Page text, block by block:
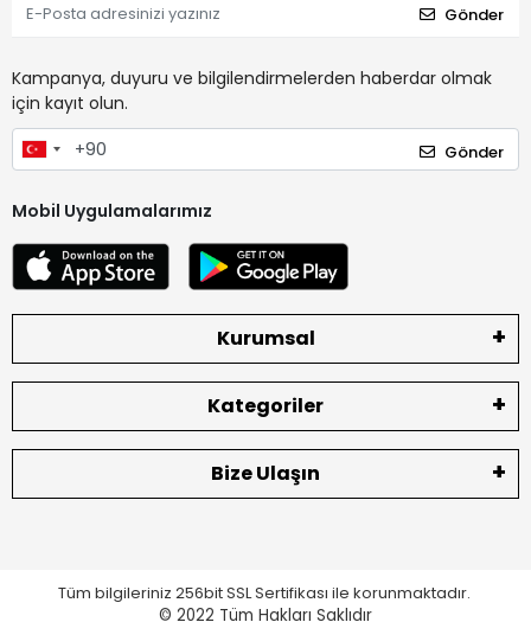
Gönder
Kampanya, duyuru ve bilgilendirmelerden haberdar olmak
için kayıt olun.
Gönder
Mobil Uygulamalarımız
Kurumsal
Kategoriler
Bize Ulaşın
Tüm bilgileriniz 256bit SSL Sertifikası ile korunmaktadır.
© 2022 Tüm Hakları Saklıdır